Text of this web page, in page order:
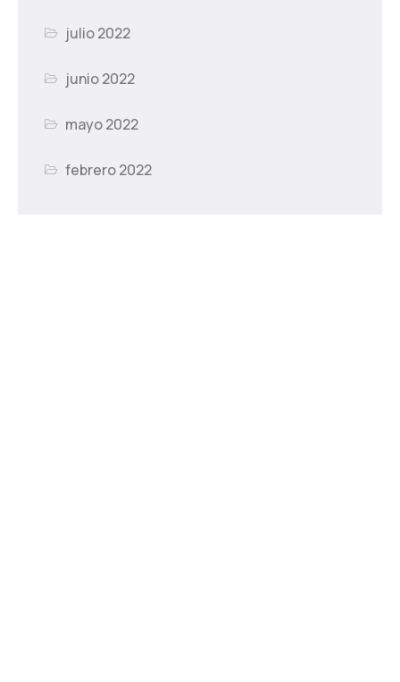
julio 2022
junio 2022
mayo 2022
febrero 2022